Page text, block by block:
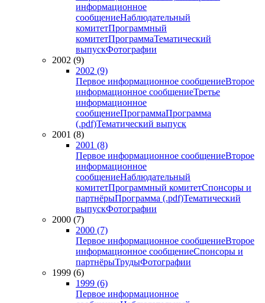
информационное
сообщениеНаблюдательный
комитетПрограммный
комитетПрограммаТематический
выпускФотографии
2002 (9)
2002 (9)
Первое информационное сообщениеВторое
информационное сообщениеТретье
информационное
сообщениеПрограммаПрограмма
(.pdf)Тематический выпуск
2001 (8)
2001 (8)
Первое информационное сообщениеВторое
информационное
сообщениеНаблюдательный
комитетПрограммный комитетСпонсоры и
партнёрыПрограмма (.pdf)Тематический
выпускФотографии
2000 (7)
2000 (7)
Первое информационное сообщениеВторое
информационное сообщениеСпонсоры и
партнёрыТрудыФотографии
1999 (6)
1999 (6)
Первое информационное